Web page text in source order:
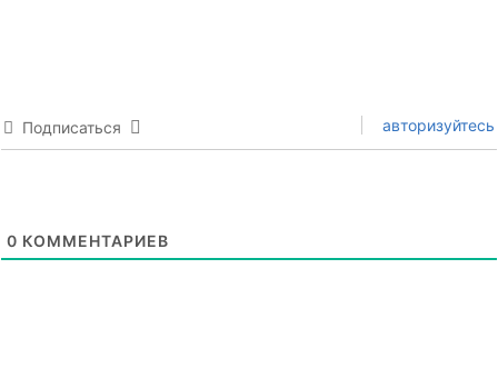
Подписаться авторизуйтесь
0 КОММЕНТАРИЕВ